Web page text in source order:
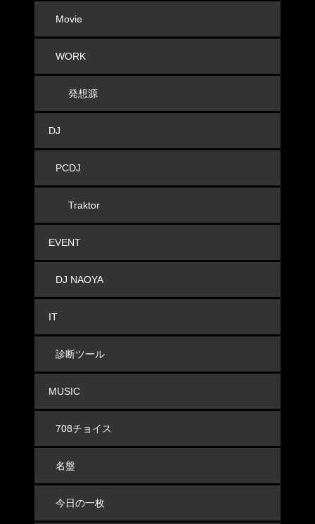
Movie
WORK
発想源
DJ
PCDJ
Traktor
EVENT
DJ NAOYA
IT
診断ツール
MUSIC
708チョイス
名盤
今日の一枚